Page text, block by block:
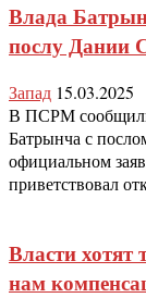
Влада
послу Дании
Запад 15.03.2025
В ПСРМ сообщили
Батрынча с
официальном
приветствовал
Власти хотят
нам